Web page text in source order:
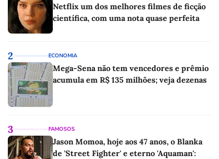
Netflix um dos melhores filmes de ficção
científica, com uma nota quase perfeita
2 ECONOMIA
Mega-Sena não tem vencedores e prêmio
acumula em R$ 135 milhões; veja dezenas
3 FAMOSOS
Jason Momoa, hoje aos 47 anos, o Blanka
de 'Street Fighter' e eterno 'Aquaman':